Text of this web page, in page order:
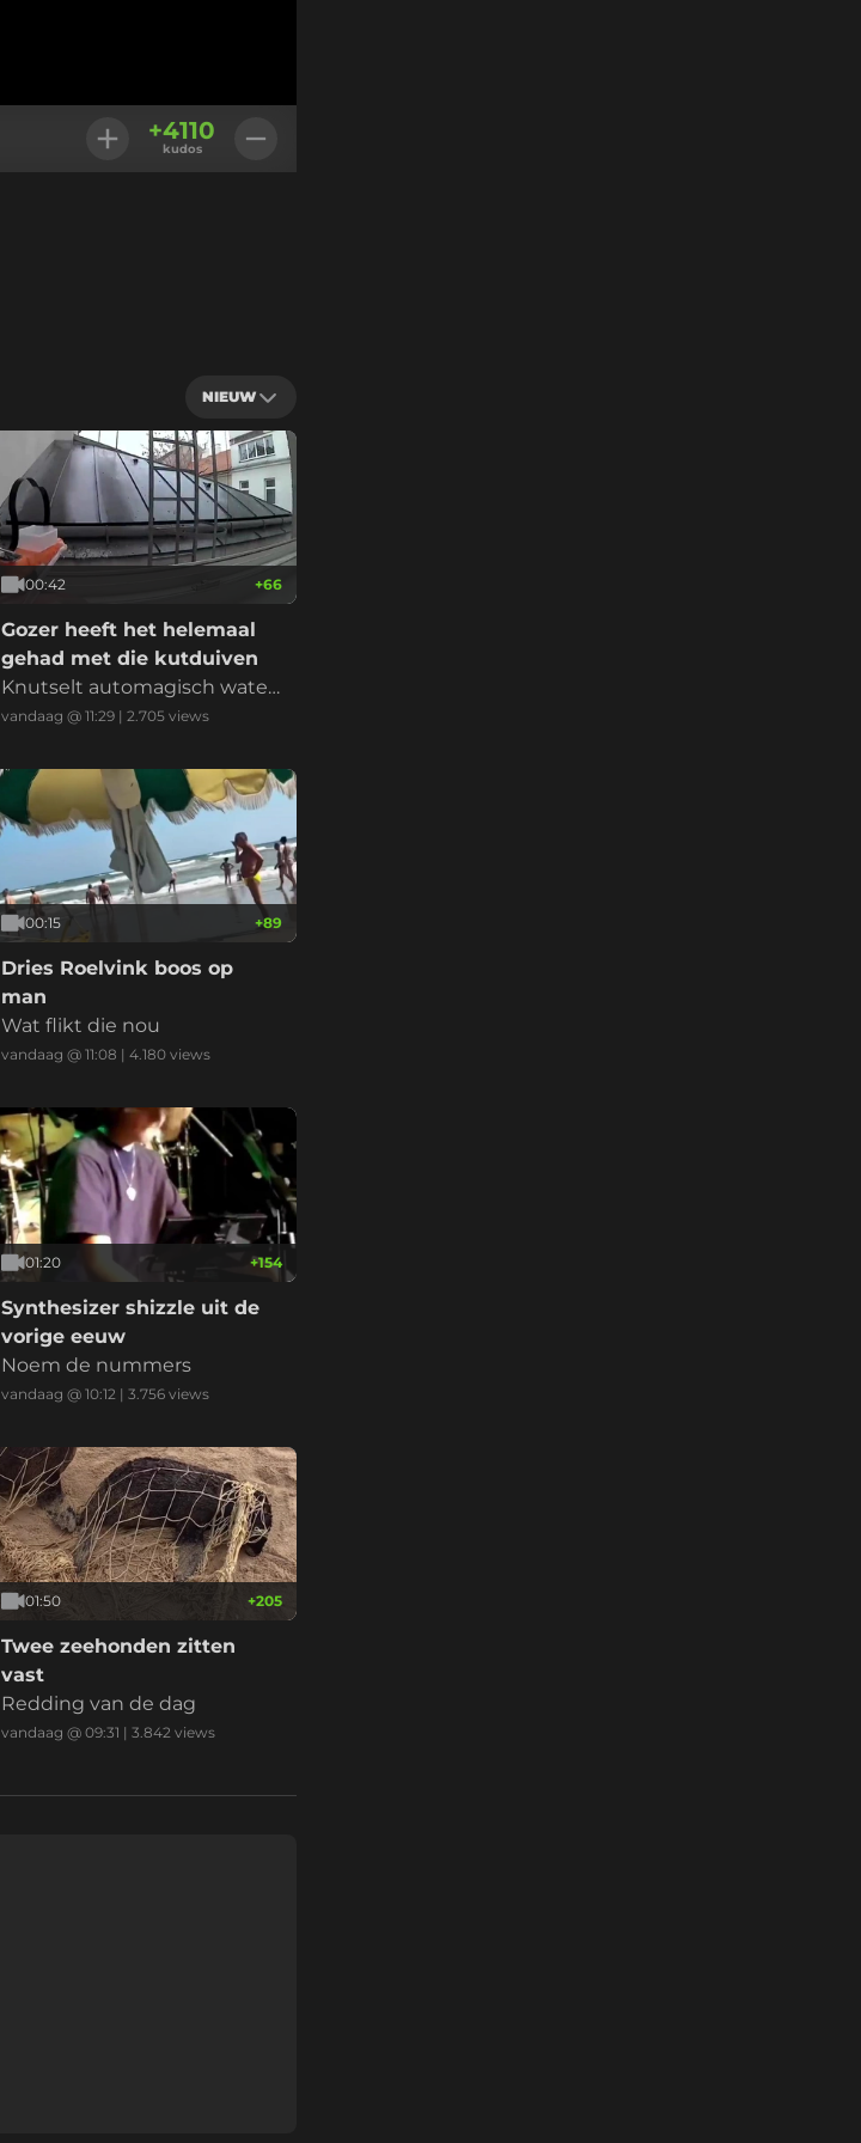
+4110
kudos
NIEUW
00:42 +66
Gozer heeft het helemaal
gehad met die kutduiven
Knutselt automagisch water
pistool om ze weg te jagen
vandaag @ 11:29 |2.705 views
00:15 +89
Dries Roelvink boos op
man
Wat flikt die nou
vandaag @ 11:08 |4.180 views
01:20 +154
Synthesizer shizzle uit de
vorige eeuw
Noem de nummers
vandaag @ 10:12 |3.756 views
01:50 +205
Twee zeehonden zitten
vast
Redding van de dag
vandaag @ 09:31 |3.842 views